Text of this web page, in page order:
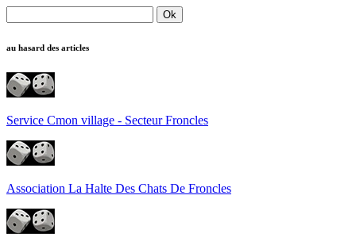
au hasard des articles
Service Cmon village - Secteur Froncles
Association La Halte Des Chats De Froncles